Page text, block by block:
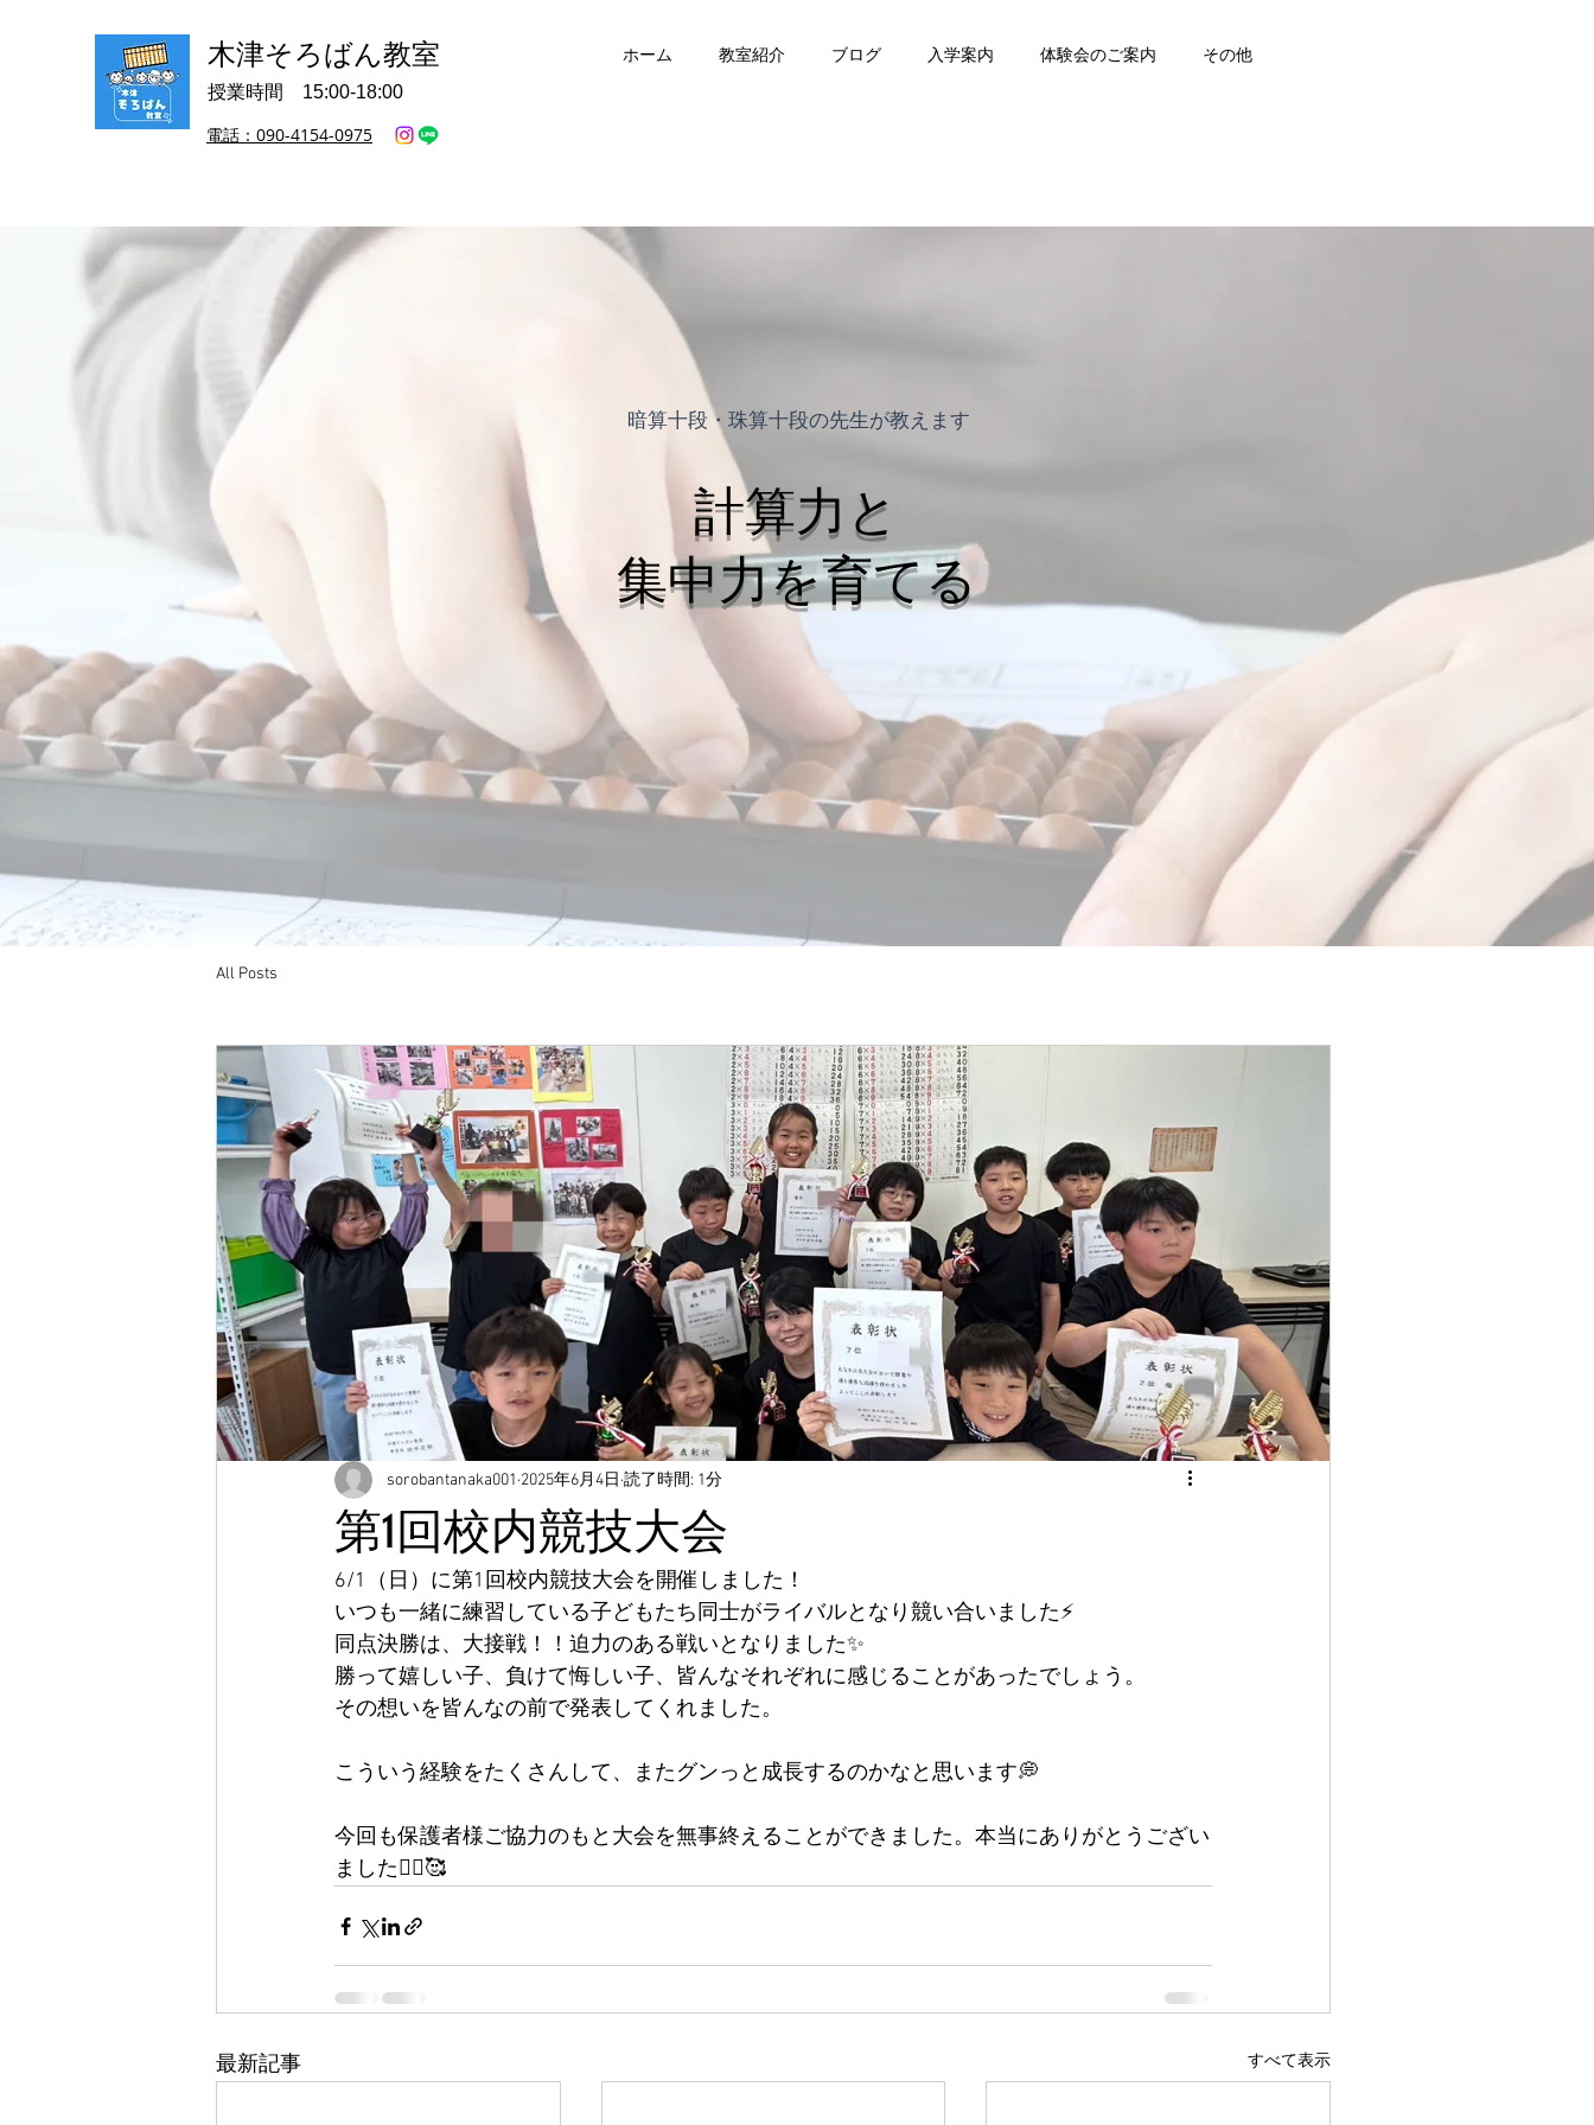
木津そろばん教室
授業時間 15:00-18:00
電話：090-4154-0975
ホーム 教室紹介 ブログ 入学案内 体験会のご案内 その他
​暗算十段・珠算十段の先生が教えます
​計算力と
集中力を育てる
All Posts
第1回校内競技大会
sorobantanaka001 2025年6月4日 読了時間: 1分
6/1（日）に第1回校内競技大会を開催しました！
いつも一緒に練習している子どもたち同士がライバルとなり競い合いました⚡️
同点決勝は、大接戦！！迫力のある戦いとなりました✨
勝って嬉しい子、負けて悔しい子、皆んなそれぞれに感じることがあったでしょう。
その想いを皆んなの前で発表してくれました。
こういう経験をたくさんして、またグンっと成長するのかなと思います💭
今回も保護者様ご協力のもと大会を無事終えることができました。本当にありがとうござい
ました🙇‍♀️🥰
最新記事 すべて表示